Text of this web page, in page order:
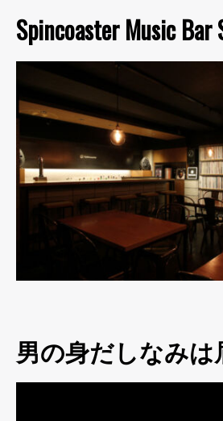
Spincoaster Music Bar
男の身だしなみは